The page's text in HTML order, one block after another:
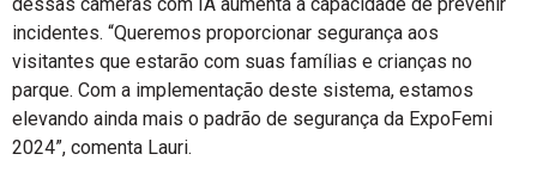
incidentes. “Queremos proporcionar segurança aos
visitantes que estarão com suas famílias e crianças no
parque. Com a implementação deste sistema, estamos
elevando ainda mais o padrão de segurança da ExpoFemi
2024”, comenta Lauri.